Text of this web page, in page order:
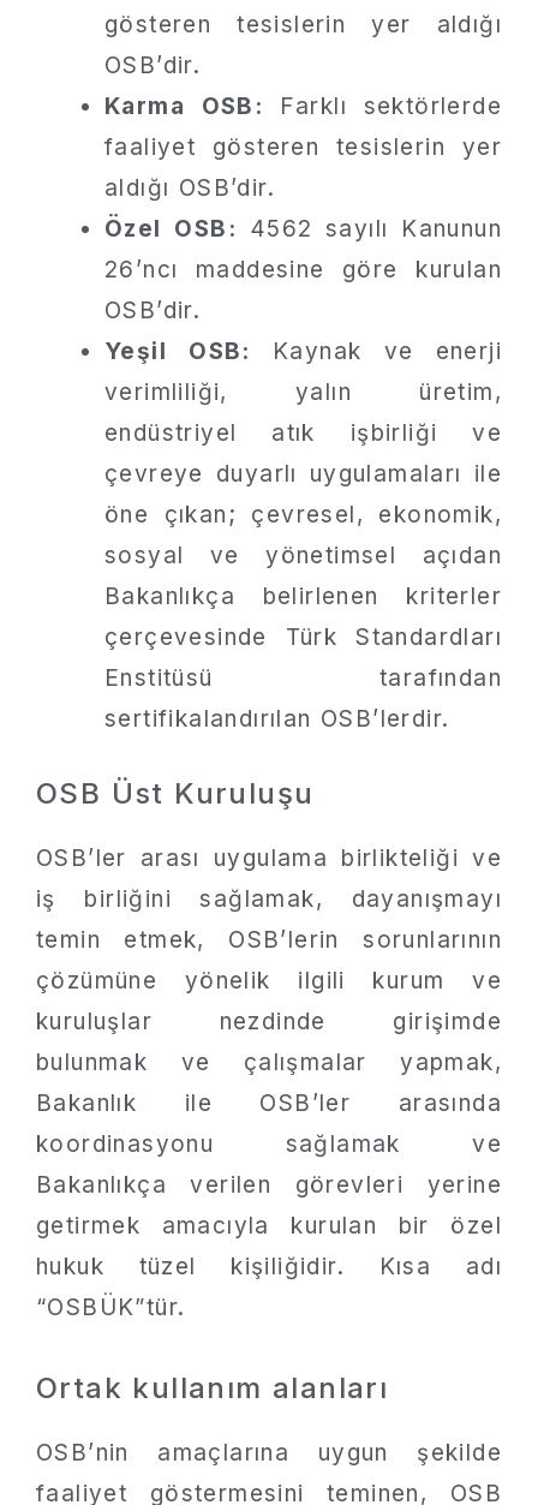
gösteren tesislerin yer aldığı
OSB’dir.
Karma OSB: Farklı sektörlerde
faaliyet gösteren tesislerin yer
aldığı OSB’dir.
Özel OSB: 4562 sayılı Kanunun
26’ncı maddesine göre kurulan
OSB’dir.
Yeşil OSB:
Kaynak ve enerji
verimliliği, yalın üretim,
endüstriyel atık işbirliği ve
çevreye duyarlı uygulamaları ile
öne çıkan; çevresel, ekonomik,
sosyal ve yönetimsel açıdan
Bakanlıkça belirlenen kriterler
çerçevesinde Türk Standardları
Enstitüsü tarafından
sertifikalandırılan OSB’lerdir.
OSB Üst Kuruluşu
OSB’ler arası uygulama birlikteliği ve
iş birliğini sağlamak, dayanışmayı
temin etmek, OSB’lerin sorunlarının
çözümüne yönelik ilgili kurum ve
kuruluşlar nezdinde girişimde
bulunmak ve çalışmalar yapmak,
Bakanlık ile OSB’ler arasında
koordinasyonu sağlamak ve
Bakanlıkça verilen görevleri yerine
getirmek amacıyla kurulan bir özel
hukuk tüzel kişiliğidir. Kısa adı
“OSBÜK”tür.
Ortak kullanım alanları
OSB’nin amaçlarına uygun şekilde
faaliyet göstermesini teminen, OSB